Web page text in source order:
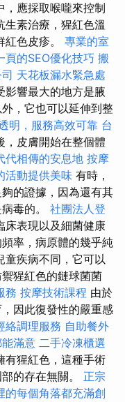
，應採取喉嚨來控制
素治療，猩紅色溫
色皮疹。 專業的室
頁的SEO優化技巧 搬
天花板漏水緊急處
影響最大的地方是腋
，它也可以延伸到整
明，服務高效可靠 台
，皮膚開始在整個體
代相傳的安息地 按摩
活動提供美味 有時，
的證據，因為還有其
毒的。 社團法人登
床表現以及細菌健康
率，病原體的幾乎純
童疾病不同，它可以
猩紅色的鏈球菌菌
務 按摩技術課程 由於
因此復發性的嚴重感
絡調理服務 自助餐外
滿意 二手冷凍櫃選
有猩紅色，這種手術
的存在無關。 正宗
的每個角落都充滿創